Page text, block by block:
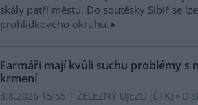
skály patří městu. Do soutěsky Sibiř se
prohlídkového okruhu.
Farmáři mají kvůli suchu problémy s
krmení
3.8.2026 15:55 | ŽELEZNÝ ÚJEZD (ČTK)